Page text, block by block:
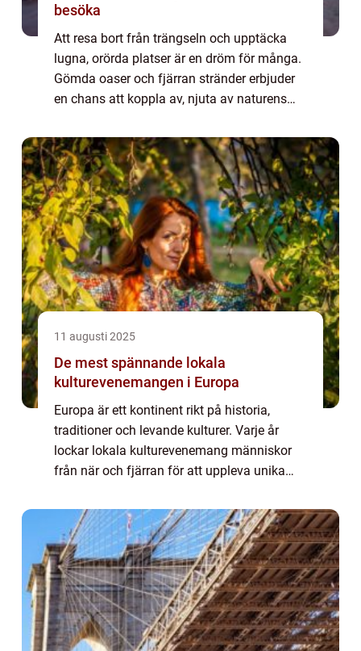
besöka
Att resa bort från trängseln och upptäcka
lugna, orörda platser är en dröm för många.
Gömda oaser och fjärran stränder erbjuder
en chans att koppla av, njuta av naturens
11 augusti 2025
De mest spännande lokala
kulturevenemangen i Europa
Europa är ett kontinent rikt på historia,
traditioner och levande kulturer. Varje år
lockar lokala kulturevenemang människor
från när och fjärran för att uppleva unika